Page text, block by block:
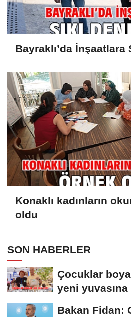
Bayraklı’da İnşaatlara
Konaklı kadınların
oldu
SON HABERLER
Çocuklar
yeni
Bakan Fidan: